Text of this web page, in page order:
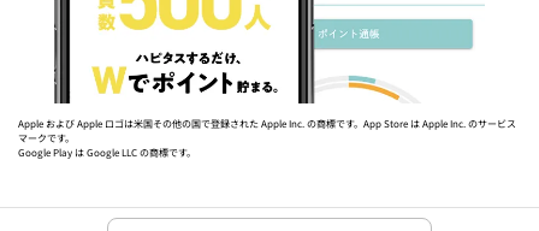
Apple および Apple ロゴは米国その他の国で登録された Apple Inc. の商標です。App Store は Apple Inc. のサービス
マークです。
Google Play は Google LLC の商標です。